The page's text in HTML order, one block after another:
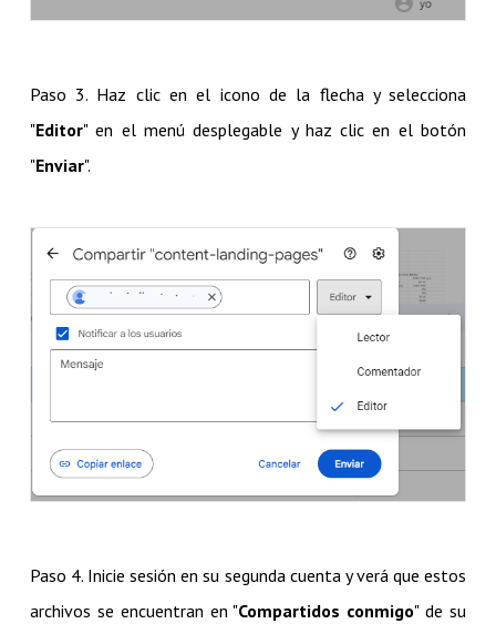
Paso 3. Haz clic en el icono de la flecha y selecciona
"Editor" en el menú desplegable y haz clic en el botón
"Enviar".
Paso 4. Inicie sesión en su segunda cuenta y verá que estos
archivos se encuentran en "Compartidos conmigo" de su